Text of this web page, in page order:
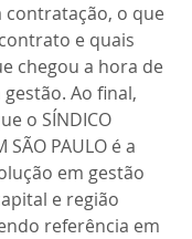
contratação, o que
e quais
chegou a hora de
Ao final,
o SÍNDICO
SÃO PAULO é a
em gestão
e região
referência em